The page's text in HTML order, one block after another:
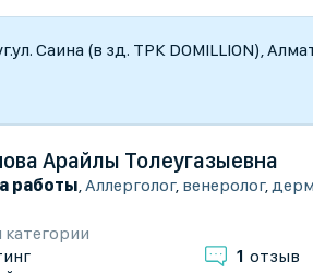
Саина (в зд. ТРК DOMILLION),
Арайлы Толеугазыевна
работы Аллерголог, венеролог,
1 отзыв